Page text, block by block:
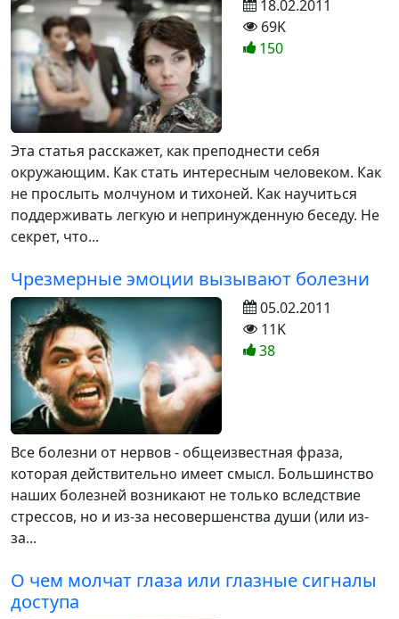
Эта статья расскажет, как преподнести себя
окружающим. Как стать интересным человеком. Как
не прослыть молчуном и тихоней. Как научиться
поддерживать легкую и непринужденную беседу. Не
секрет, что...
18.02.2011
69K
150
Чрезмерные эмоции вызывают болезни
Все болезни от нервов - общеизвестная фраза,
которая действительно имеет смысл. Большинство
наших болезней возникают не только вследствие
стрессов, но и из-за несовершенства души (или из-
за...
05.02.2011
11K
38
О чем молчат глаза или глазные сигналы
доступа